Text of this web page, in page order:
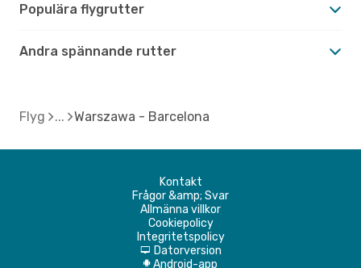
Populära flygrutter
Andra spännande rutter
Flyg Warszawa - Barcelona
Kontakt
Frågor &amp; Svar
Allmänna villkor
Cookiepolicy
Integritetspolicy
d Datorversion
A Android-app